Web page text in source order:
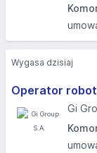
Operator
Gi
Wygasa dzisiaj